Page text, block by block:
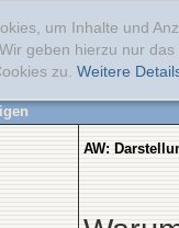
um Inhalte und
geben hierzu nur
zu. Weitere
AW: